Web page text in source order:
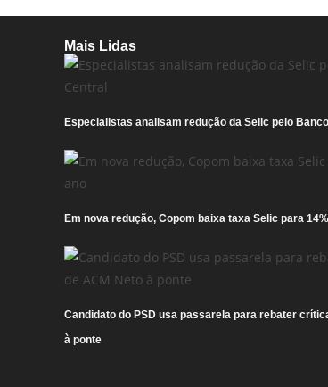
Mais Lidas
Especialistas analisam redução da Selic pelo
Em nova redução, Copom baixa taxa Selic para
Candidato do PSD usa passarela para rebater
à ponte